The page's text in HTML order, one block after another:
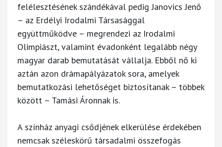
felélesztésének szándékával pedig Janovics Jenő
– az Erdélyi Irodalmi Társasággal
együttműködve – megrendezi az Irodalmi
Olimpiászt, valamint évadonként legalább négy
magyar darab bemutatását vállalja. Ebből nő ki
aztán azon drámapályázatok sora, amelyek
bemutatkozási lehetőséget biztosítanak – többek
között – Tamási Áronnak is.
A színház anyagi csődjének elkerülése érdekében
nemcsak széleskörű társadalmi összefogás